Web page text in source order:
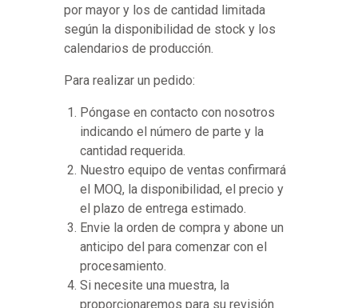
por mayor y los de cantidad limitada
según la disponibilidad de stock y los
calendarios de producción.
Para realizar un pedido:
Póngase en contacto con nosotros
indicando el número de parte y la
cantidad requerida.
Nuestro equipo de ventas confirmará
el MOQ, la disponibilidad, el precio y
el plazo de entrega estimado.
Envie la orden de compra y abone un
anticipo del para comenzar con el
procesamiento.
Si necesite una muestra, la
proporcionaremos para su revisión